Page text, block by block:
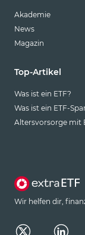
Akademie
News
Magazin
Top-Artikel
Was ist ein ETF?
Was ist ein ETF-
Altersvorsorge mit
Wir helfen dir,